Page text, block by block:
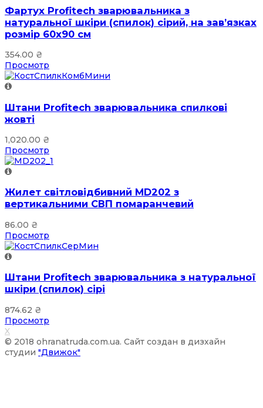
Фартух Profitech зварювальника з
натуральної шкіри (спилок) сірий, на зав’язках
розмір 60х90 см
354.00 ₴
Просмотр
Штани Profitech зварювальника спилкові
жовті
1,020.00 ₴
Просмотр
Жилет світловідбивний MD202 з
вертикальними СВП помаранчевий
86.00 ₴
Просмотр
Штани Profitech зварювальника з натуральної
шкіри (спилок) сірі
874.62 ₴
Просмотр
X
© 2018 ohranatruda.com.ua. Сайт создан в дизхайн
студии "Движок"